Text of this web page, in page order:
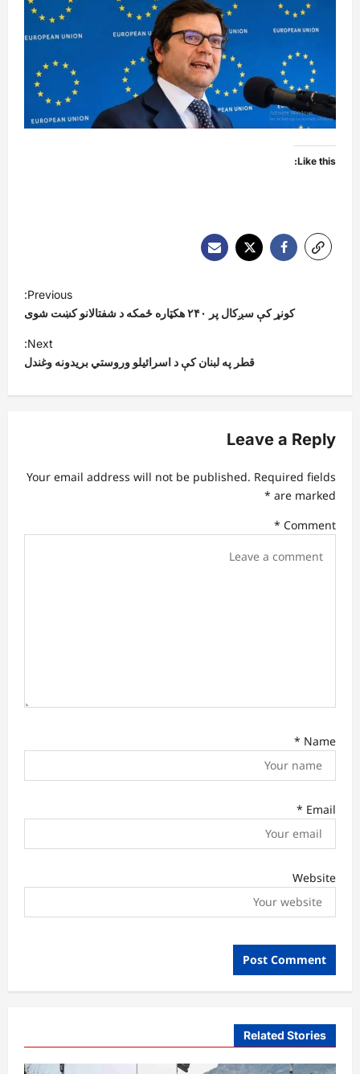
Like this:
v
g
t
Previous:
کونړ کې سږکال پر ۲۴۰ هکټاره ځمکه د شفتالانو کښت شوی
Next:
قطر په لبنان کې د اسرائیلو وروستي بریدونه وغندل
Leave a Reply
Your email address will not be published. Required fields
are marked
*
Comment
*
Name
*
Email
*
Website
Related Stories